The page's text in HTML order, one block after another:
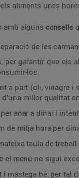
aliments unes
amb alguns consells
de les
per garantir que els
los.
a part (oli, vinagre
millor qualitat
anar a dinar i
de mitja hora per
taula de
el menú no sigui
i mastega bé, per tal